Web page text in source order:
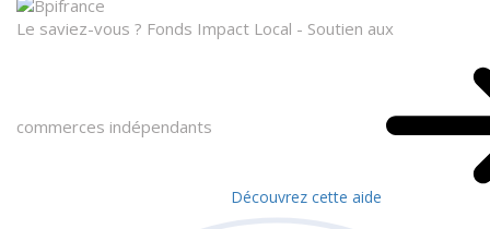
Le saviez-vous ? Fonds Impact Local - Soutien aux
commerces indépendants
Découvrez cette aide